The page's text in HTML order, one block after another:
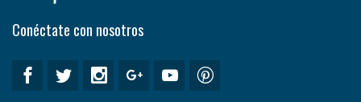
Conéctate con nosotros